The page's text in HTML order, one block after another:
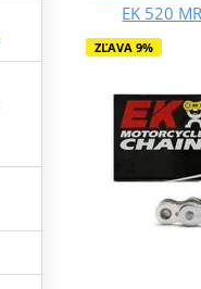
EK 520
ZĽAVA 9%